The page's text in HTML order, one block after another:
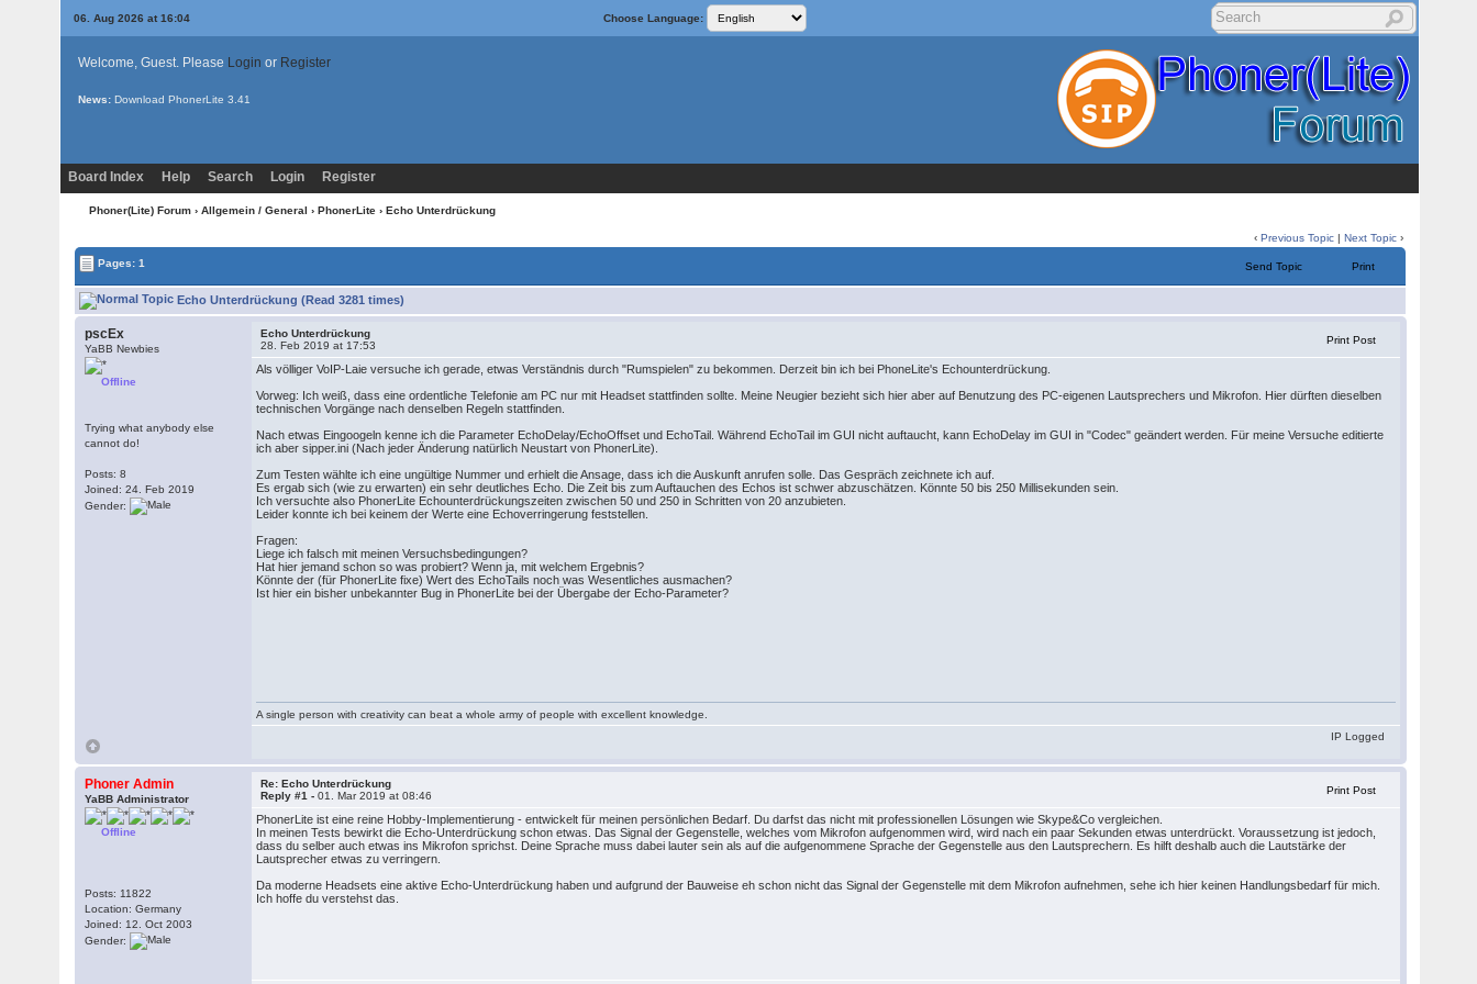
06. Aug 2026 at 16:04 Choose Language:
Welcome, Guest. Please Login or Register
News: Download PhonerLite 3.41
Board Index Help Search Login Register
Phoner(Lite) Forum › Allgemein / General › PhonerLite › Echo Unterdrückung
‹Previous Topic |Next Topic ›
Pages: 1 Send Topic Print
Echo Unterdrückung (Read 3281 times)
pscEx
YaBB Newbies
Offline
Trying what anybody else
cannot do!
Posts: 8
Joined: 24. Feb 2019
Gender:
Echo Unterdrückung
28. Feb 2019 at 17:53
Print Post
Als völliger VoIP-Laie versuche ich gerade, etwas Verständnis durch "Rumspielen" zu bekommen. Derzeit bin ich bei PhoneLite's Echounterdrückung.
Vorweg: Ich weiß, dass eine ordentliche Telefonie am PC nur mit Headset stattfinden sollte. Meine Neugier bezieht sich hier aber auf Benutzung des PC-eigenen Lautsprechers und Mikrofon. Hier dürften dieselben
technischen Vorgänge nach denselben Regeln stattfinden.
Nach etwas Eingoogeln kenne ich die Parameter EchoDelay/EchoOffset und EchoTail. Während EchoTail im GUI nicht auftaucht, kann EchoDelay im GUI in "Codec" geändert werden. Für meine Versuche editierte
ich aber sipper.ini (Nach jeder Änderung natürlich Neustart von PhonerLite).
Zum Testen wählte ich eine ungültige Nummer und erhielt die Ansage, dass ich die Auskunft anrufen solle. Das Gespräch zeichnete ich auf.
Es ergab sich (wie zu erwarten) ein sehr deutliches Echo. Die Zeit bis zum Auftauchen des Echos ist schwer abzuschätzen. Könnte 50 bis 250 Millisekunden sein.
Ich versuchte also PhonerLite Echounterdrückungszeiten zwischen 50 und 250 in Schritten von 20 anzubieten.
Leider konnte ich bei keinem der Werte eine Echoverringerung feststellen.
Fragen:
Liege ich falsch mit meinen Versuchsbedingungen?
Hat hier jemand schon so was probiert? Wenn ja, mit welchem Ergebnis?
Könnte der (für PhonerLite fixe) Wert des EchoTails noch was Wesentliches ausmachen?
Ist hier ein bisher unbekannter Bug in PhonerLite bei der Übergabe der Echo-Parameter?
A single person with creativity can beat a whole army of people with excellent knowledge.
IP Logged
Phoner Admin
YaBB Administrator
Offline
Posts: 11822
Location: Germany
Joined: 12. Oct 2003
Gender:
Re: Echo Unterdrückung
Reply #1 -01. Mar 2019 at 08:46 Print Post
PhonerLite ist eine reine Hobby-Implementierung - entwickelt für meinen persönlichen Bedarf. Du darfst das nicht mit professionellen Lösungen wie Skype&Co vergleichen.
In meinen Tests bewirkt die Echo-Unterdrückung schon etwas. Das Signal der Gegenstelle, welches vom Mikrofon aufgenommen wird, wird nach ein paar Sekunden etwas unterdrückt. Voraussetzung ist jedoch,
dass du selber auch etwas ins Mikrofon sprichst. Deine Sprache muss dabei lauter sein als auf die aufgenommene Sprache der Gegenstelle aus den Lautsprechern. Es hilft deshalb auch die Lautstärke der
Lautsprecher etwas zu verringern.
Da moderne Headsets eine aktive Echo-Unterdrückung haben und aufgrund der Bauweise eh schon nicht das Signal der Gegenstelle mit dem Mikrofon aufnehmen, sehe ich hier keinen Handlungsbedarf für mich.
Ich hoffe du verstehst das.